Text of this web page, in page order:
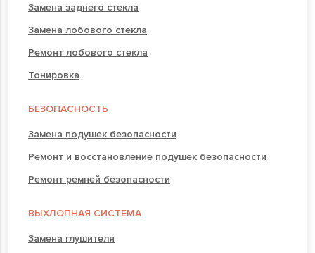
Замена заднего стекла
Замена лобового стекла
Ремонт лобового стекла
Тонировка
БЕЗОПАСНОСТЬ
Замена подушек безопасности
Ремонт и восстановление подушек безопасности
Ремонт ремней безопасности
ВЫХЛОПНАЯ СИСТЕМА
Замена глушителя